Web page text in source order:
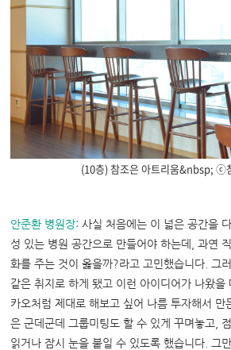
(10층) 참조은 아트리움&nbsp; ⓒ
안준환 병원장: 사실 처음에는 이 넓은 공간을
성 있는 병원 공간으로 만들어야 하는데, 과연
화를 주는 것이 옳을까?라고 고민했습니다. 그
같은 취지로 하게 됐고 이런 아이디어가 나왔을
카오처럼 제대로 해보고 싶어 나름 투자해서 만
은 군데군데 그룹미팅도 할 수 있게 꾸며놓고,
읽거나 잠시 눈을 붙일 수 있도록 했습니다. 그